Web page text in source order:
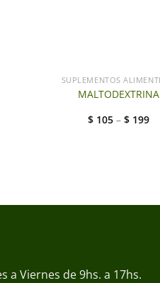
MALTODEXTRINA
$ 105– $ 199
a Viernes de 9hs. a 17hs.